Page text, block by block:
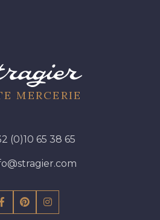
MERCERIE
(0)10 65 38 65